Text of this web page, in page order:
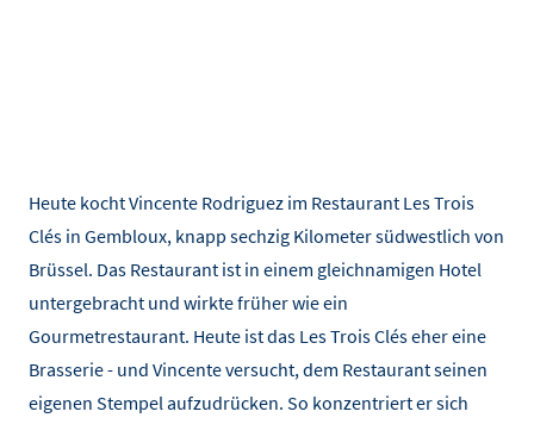
Heute kocht Vincente Rodriguez im Restaurant Les Trois
Clés in Gembloux, knapp sechzig Kilometer südwestlich von
Brüssel. Das Restaurant ist in einem gleichnamigen Hotel
untergebracht und wirkte früher wie ein
Gourmetrestaurant. Heute ist das Les Trois Clés eher eine
Brasserie - und Vincente versucht, dem Restaurant seinen
eigenen Stempel aufzudrücken. So konzentriert er sich